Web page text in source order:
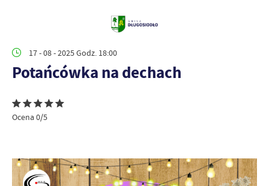
17 - 08 - 2025 Godz. 18:00
Potańcówka na dechach
Ocena 0/5